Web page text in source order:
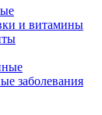
и витамины
заболевания